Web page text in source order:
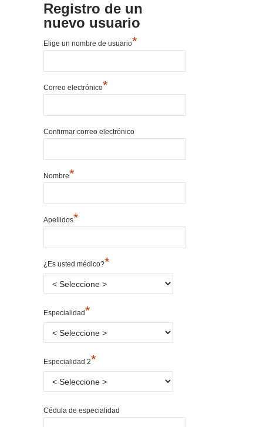
Registro de un
nuevo usuario
Elige un nombre de usuario*
Correo electrónico*
Confirmar correo electrónico
Nombre*
Apellidos*
¿Es usted médico?*
Especialidad*
Especialidad 2*
Cédula de especialidad